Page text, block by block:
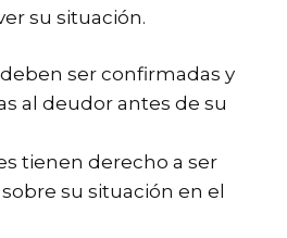
su situación.
ser confirmadas y
al deudor antes de su
tienen derecho a ser
su situación en el